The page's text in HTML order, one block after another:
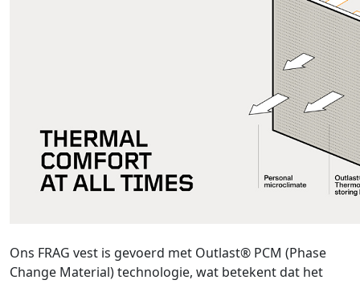
Ons FRAG vest is gevoerd met Outlast® PCM (Phase
Change Material) technologie, wat betekent dat het